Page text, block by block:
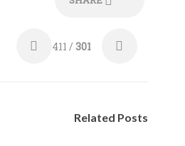
301
/ 411
Related Posts